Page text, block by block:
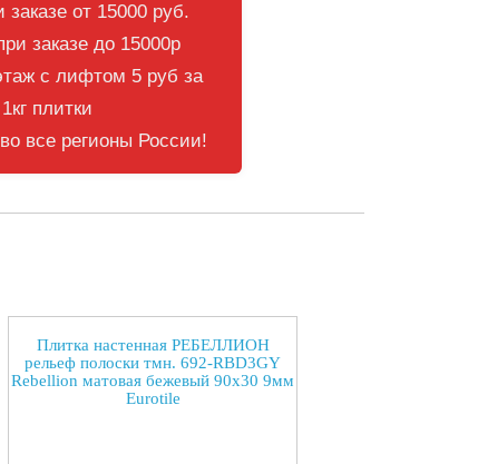
заказе от 15000 руб.
заказе до 15000р
с лифтом 5 руб за
1кг плитки
все регионы России!
Плитка настенная РЕБЕЛЛИОН
рельеф полоски тмн. 692-RBD3GY
Rebellion матовая бежевый 90x30 9мм
Eurotile